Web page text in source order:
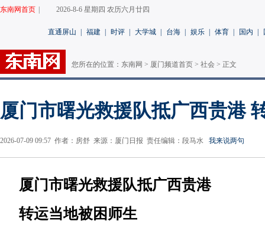
东南网首页 2026-8-6 星期四 农历六月廿四
直通屏山 福建 时评 大学城 台海 娱乐 体育 国内
您所在的位置： 东南网 > 厦门频道首页 > 社会 > 正文
厦门市曙光救援队抵广西贵港
2026-07-09 09:57 作者：房舒 来源：厦门日报 责任编辑：段马水 我来说两句
厦门市曙光救援队抵广西贵港
转运当地被困师生